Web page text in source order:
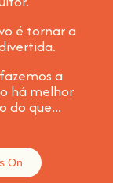
é tornar a
.
a
há melhor
do que...
On